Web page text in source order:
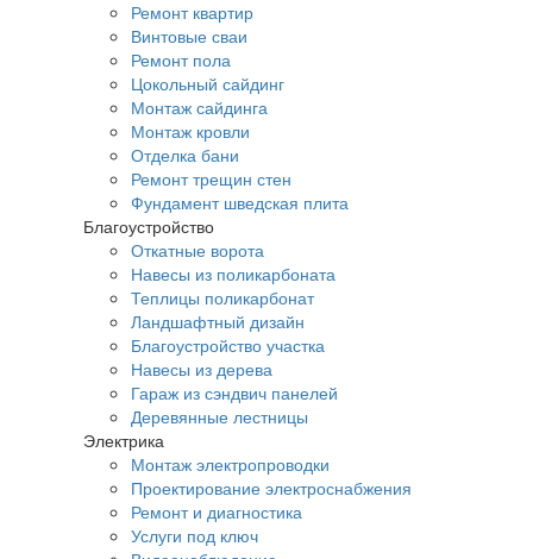
Ремонт квартир
Винтовые сваи
Ремонт пола
Цокольный сайдинг
Монтаж сайдинга
Монтаж кровли
Отделка бани
Ремонт трещин стен
Фундамент шведская плита
Благоустройство
Откатные ворота
Навесы из поликарбоната
Теплицы поликарбонат
Ландшафтный дизайн
Благоустройство участка
Навесы из дерева
Гараж из сэндвич панелей
Деревянные лестницы
Электрика
Монтаж электропроводки
Проектирование электроснабжения
Ремонт и диагностика
Услуги под ключ